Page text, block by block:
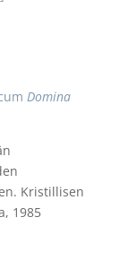
Domina
Kristillisen
1985